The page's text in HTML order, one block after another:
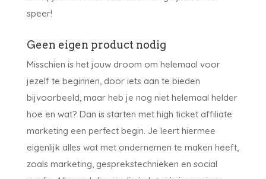
speer!
Geen eigen product nodig
Misschien is het jouw droom om helemaal voor
jezelf te beginnen, door iets aan te bieden
bijvoorbeeld, maar heb je nog niet helemaal helder
hoe en wat? Dan is starten met high ticket affiliate
marketing een perfect begin. Je leert hiermee
eigenlijk alles wat met ondernemen te maken heeft,
zoals marketing, gesprekstechnieken en social